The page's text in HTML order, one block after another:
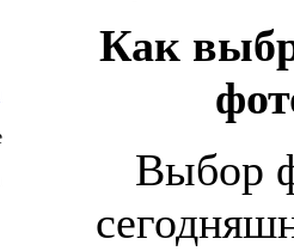
Как
Выбор